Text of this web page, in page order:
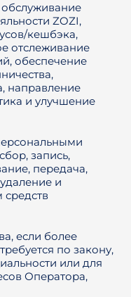
ZOZI,
кешбэка,
отслеживание
обеспечение
направление
и улучшение
запись,
передача,
и
если более
по закону,
или для
Оператора,